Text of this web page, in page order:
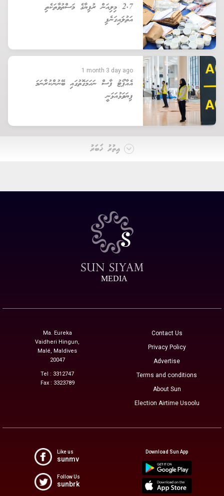
2.7 މިލިއަން ރުފިޔާގެ މަސްތުވާތަކެތި
އަތުލައިގަނެފި
1 month 3 day ago
އެއާޕޯޓު ފާސް ނަހަމަގޮތުގައި ބޭނުންކުރާނަމަ
ފިޔަވަޅުއަޅަނީ
އިތުރު ޚަބަރު
MEDIA
Ma. Eureka
Vaidheri Hingun,
Malé, Maldives
20047
Tel : 3312747
Fax : 3323789
Contact Us
Privacy Policy
Advertise
Terms and conditions
About Sun
Election Airtime Usoolu
Like us
sunmv
Follow Us
sunbrk
Download Sun App